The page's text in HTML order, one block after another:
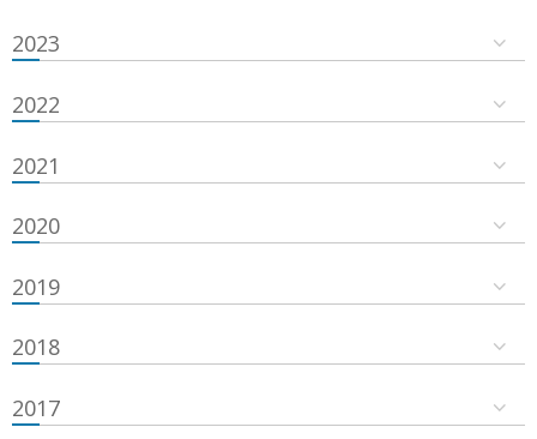
2023
2022
2021
2020
2019
2018
2017